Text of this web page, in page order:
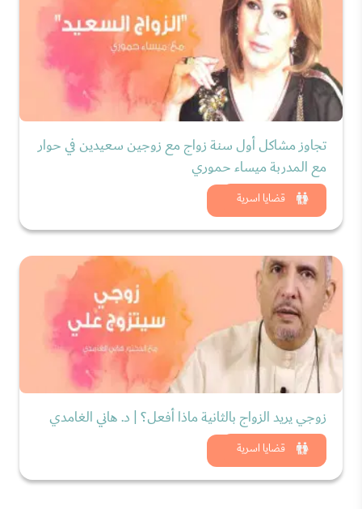
قضايا اسرية
تجاوز مشاكل أول سنة زواج مع زوجين سعيدين في حوار
مع المدربة ميساء حموري
شاهد الان
قضايا اسرية
زوجي يريد الزواج بالثانية ماذا أفعل؟ | د. هاني الغامدي
شاهد الان